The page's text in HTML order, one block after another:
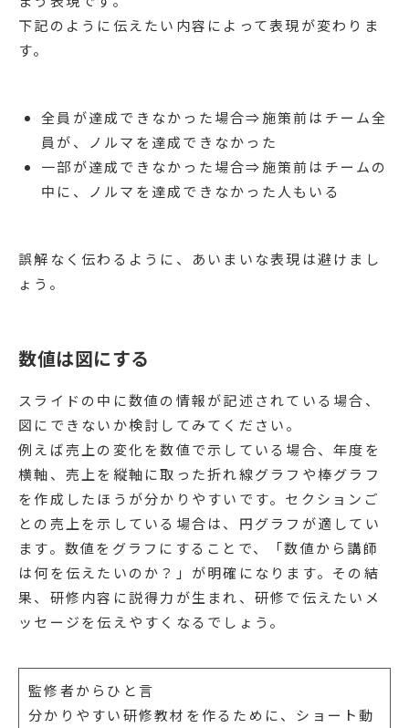
下記のように伝えたい内容によって表現が変わりま
す。
全員が達成できなかった場合⇒施策前はチーム全
員が、ノルマを達成できなかった
一部が達成できなかった場合⇒施策前はチームの
中に、ノルマを達成できなかった人もいる
誤解なく伝わるように、あいまいな表現は避けまし
ょう。
数値は図にする
スライドの中に数値の情報が記述されている場合、
図にできないか検討してみてください。
例えば売上の変化を数値で示している場合、年度を
横軸、売上を縦軸に取った折れ線グラフや棒グラフ
を作成したほうが分かりやすいです。セクションご
との売上を示している場合は、円グラフが適してい
ます。数値をグラフにすることで、「数値から講師
は何を伝えたいのか？」が明確になります。その結
果、研修内容に説得力が生まれ、研修で伝えたいメ
ッセージを伝えやすくなるでしょう。
監修者からひと言
分かりやすい研修教材を作るために、ショート動